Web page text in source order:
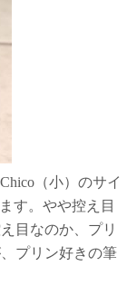
（小）のサイ
す。やや控え目
目なのか、プリ
プリン好きの筆